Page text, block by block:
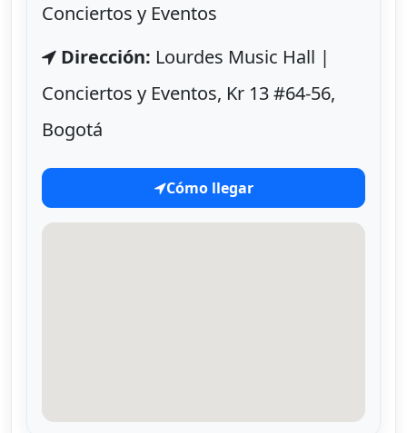
Conciertos y Eventos
Dirección: Lourdes Music Hall |
Conciertos y Eventos, Kr 13 #64-56,
Bogotá
Cómo llegar